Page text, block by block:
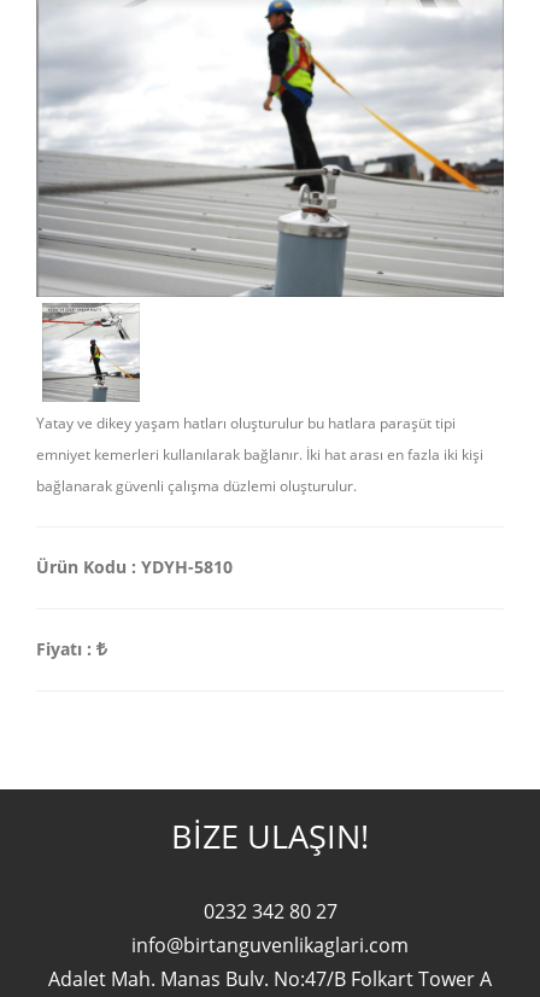
Yatay ve dikey yaşam hatları oluşturulur bu hatlara paraşüt tipi
emniyet kemerleri kullanılarak bağlanır. İki hat arası en fazla iki kişi
bağlanarak güvenli çalışma düzlemi oluşturulur.
Ürün Kodu : YDYH-5810
Fiyatı :
BIZE ULAŞIN!
0232 342 80 27
info@birtanguvenlikaglari.com
Adalet Mah. Manas Bulv. No:47/B Folkart Tower A